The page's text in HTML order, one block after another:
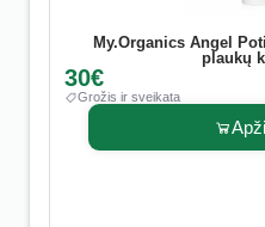
My.Organics Angel
plaukų
30€
Grožis ir sveikata